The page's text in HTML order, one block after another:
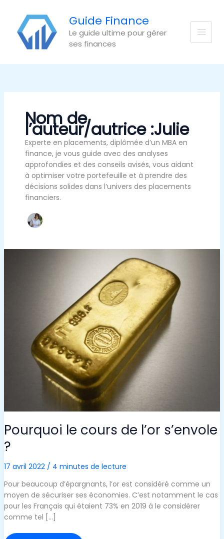
contenu
Guide Finance
Le guide ultime pour gérer
ses finances
Nom de
l’auteur/autrice :Julie
Experte en placements, diplômée d’un MBA en
finance, je vous guide avec des analyses
approfondies et des conseils avisés, vous aidant
à optimiser votre portefeuille et à prendre des
décisions solides dans l’univers des placements
financiers.
Pourquoi le cours de l’or s’envole
?
17 avril 2022 / 4 minutes de lecture
Pour beaucoup d’épargnants, l’or est considéré comme un
moyen de sécuriser ses économies. C’est notamment le cas
pour les Français qui étaient 73% en 2019 à le considérer
comme tel […]